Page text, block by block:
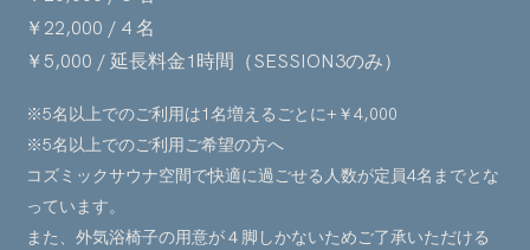
￥22,000 / 4 名
￥5,000 / 延長料金1時間（SESSION3のみ）
※5名以上でのご利用は1名増えるごとに+ ￥4,000
※5名以上でのご利用ご希望の方へ
コズミックサウナ空間で快適に過ごせる人数が定員4名までとな
っています。
また、外気浴椅子の用意が４脚しかないためご了承いただける